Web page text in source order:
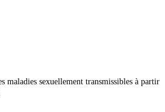
maladies sexuellement transmissibles à partir